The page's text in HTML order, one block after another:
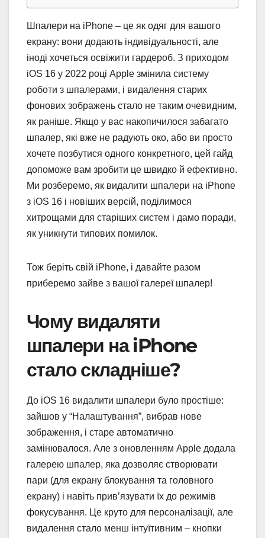
Шпалери на iPhone – це як одяг для вашого
екрану: вони додають індивідуальності, але
іноді хочеться освіжити гардероб. З приходом
iOS 16 у 2022 році Apple змінила систему
роботи з шпалерами, і видалення старих
фонових зображень стало не таким очевидним,
як раніше. Якщо у вас накопичилося забагато
шпалер, які вже не радують око, або ви просто
хочете позбутися одного конкретного, цей гайд
допоможе вам зробити це швидко й ефективно.
Ми розберемо, як видалити шпалери на iPhone
з iOS 16 і новіших версій, поділимося
хитрощами для старіших систем і дамо поради,
як уникнути типових помилок.
Тож беріть свій iPhone, і давайте разом
приберемо зайве з вашої галереї шпалер!
Чому видаляти
шпалери на iPhone
стало складніше?
До iOS 16 видалити шпалери було простіше:
зайшов у “Налаштування”, вибрав нове
зображення, і старе автоматично
замінювалося. Але з оновленням Apple додала
галерею шпалер, яка дозволяє створювати
пари (для екрану блокування та головного
екрану) і навіть прив’язувати їх до режимів
фокусування. Це круто для персоналізації, але
видалення стало менш інтуїтивним – кнопки